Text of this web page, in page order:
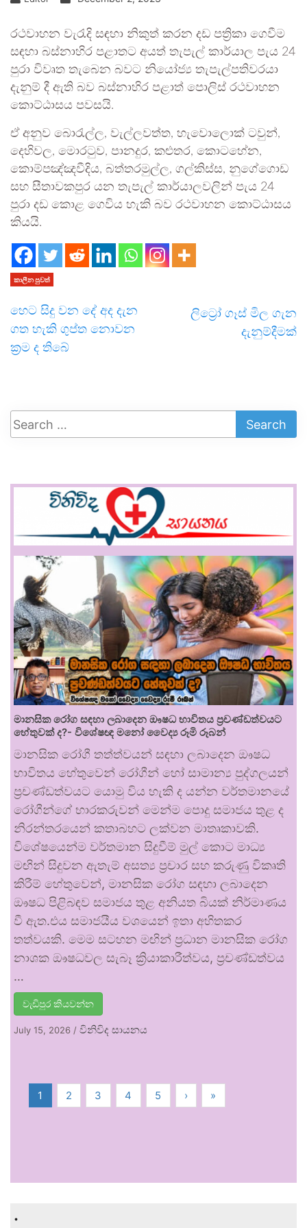
රථවාහන වැරැදි සඳහා නිකුත් කරන දඩ පත්‍රිකා ගෙවීම
සඳහා බස්නාහිර පළාතට අයත් තැපැල් කාර්යාල පැය 24
පුරා විවෘත තැබෙන බවට නියෝජ්‍ය තැපැල්පතිවරයා
දැනුම් දී ඇති බව බස්නාහිර පළාත් පොලිස් රථවාහන
කොට්ඨාසය පවසයි.
ඒ අනුව බොරැල්ල, වැල්ලවත්ත, හැවොලොක් ටවුන්,
දෙහිවල, මොරටුව, පානදුර, කළුතර, කොටහේන,
කොම්පඤ්ඤවීදිය, බත්තරමුල්ල, ගල්කිස්ස, නුගේගොඩ
සහ සීතාවකපුර යන තැපැල් කාර්යාලවලින් පැය 24
පුරා දඩ කොළ ගෙවිය හැකි බව රථවාහන කොට්ඨාසය
කියයි.
කාලීන පුවත්
හෙට සිදු වන දේ අද දැන
ගත හැකි ගුප්ත නොවන
ක්‍රම ද තිබේ
ලිට්‍රෝ ගෑස් මිල ගැන
දැනුම්දීමක්
මානසික රෝග සඳහා ලබාදෙන ඖෂධ භාවිතය ප්‍රචණ්ඩත්වයට
හේතුවක් ද?- විශේෂඥ මනෝ වෛද්‍ය රූමි රූබන්
මානසික රෝගී තත්ත්වයන් සඳහා ලබාදෙන ඖෂධ
භාවිතය හේතුවෙන් රෝගීන් හෝ සාමාන්‍ය පුද්ගලයන්
ප්‍රචණ්ඩත්වයට යොමු විය හැකි ද යන්න වර්තමානයේ
රෝගීන්ගේ භාරකරුවන් මෙන්ම පොදු සමාජය තුළ ද
නිරන්තරයෙන් කතාබහට ලක්වන මාතෘකාවකි.
විශේෂයෙන්ම වර්තමාන සිදුවීම් මුල් කොට මාධ්‍ය
මඟින් සිදුවන ඇතැම් අසත්‍ය ප්‍රචාර සහ කරුණු විකෘති
කිරීම් හේතුවෙන්, මානසික රෝග සඳහා ලබාදෙන
ඖෂධ පිළිබඳව සමාජය තුළ අනියත බියක් නිර්මාණය
වී ඇත.එය සමාජයීය වශයෙන් ඉතා අහිතකර
තත්වයකි. මෙම සටහන මඟින් ප්‍රධාන මානසික රෝග
නාශක ඖෂධවල සැබෑ ක්‍රියාකාරීත්වය, ප්‍රචණ්ඩත්වය
…
වැඩිපුර කියවන්න
July 15, 2026 / විනිවිද සායනය
1 2 3 4 5 › »
.